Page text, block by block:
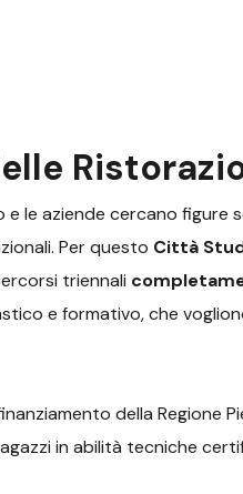
le aziende cercano figure
Per questo Città
triennali
e formativo, che
della Regione
in abilità tecniche